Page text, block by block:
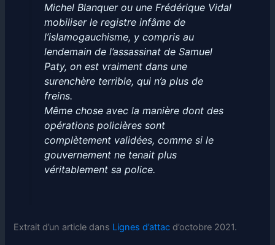
Michel Blanquer ou une Frédérique Vidal
mobiliser le registre infâme de
l’islamogauchisme, y compris au
lendemain de l’assassinat de Samuel
Paty, on est vraiment dans une
surenchère terrible, qui n’a plus de
freins.
Même chose avec la manière dont des
opérations policières sont
complètement validées, comme si le
gouvernement ne tenait plus
véritablement sa police.
Extrait d’un article dans Lignes d’attac d’octobre 2021.